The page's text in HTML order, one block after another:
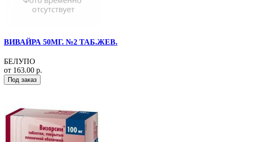
ВИВАЙРА 50МГ. №2 ТАБ.ЖЕВ.
БЕЛУПО
от 163.00 р.
Под заказ